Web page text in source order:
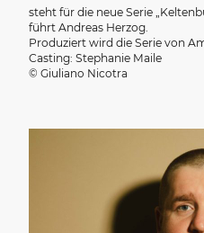
steht für die neue Serie
führt Andreas Herzog.
Produziert wird die Serie von
Casting: Stephanie Maile
© Giuliano Nicotra